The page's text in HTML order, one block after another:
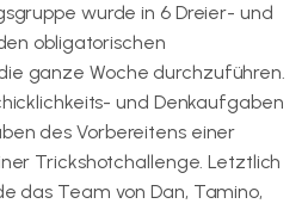
wurde in 6 Dreier- und
obligatorischen
ganze Woche durchzuführen.
und Denkaufgaben
des Vorbereitens einer
Trickshotchallenge. Letztlich
das Team von Dan, Tamino,